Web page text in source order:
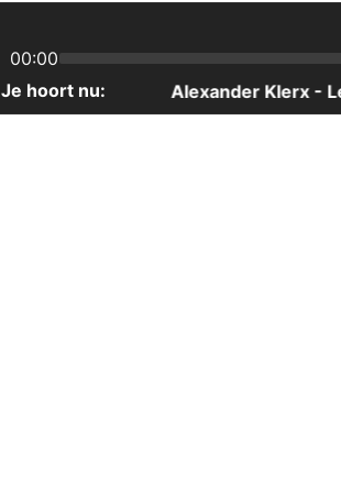
Je hoort nu: Alexander Klerx -
00:00